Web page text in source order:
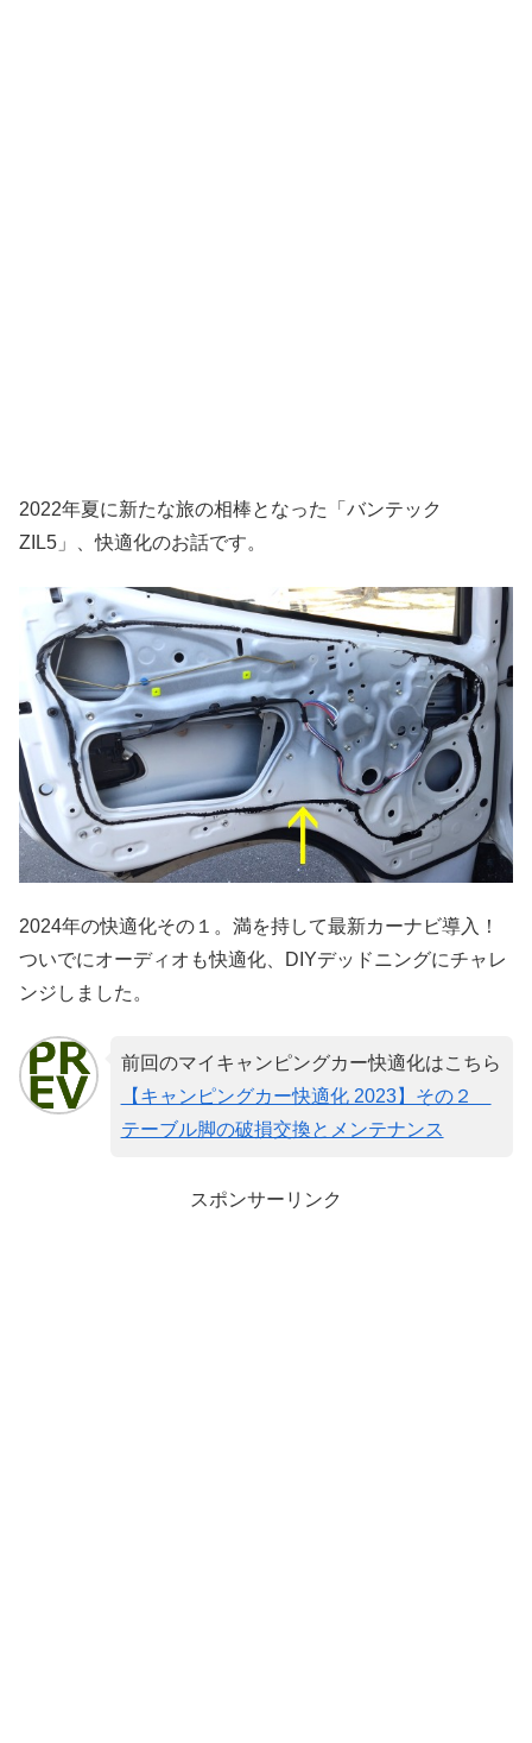
2022年夏に新たな旅の相棒となった「バンテック
ZIL5」、快適化のお話です。
2024年の快適化その１。満を持して最新カーナビ導入！
ついでにオーディオも快適化、DIYデッドニングにチャレ
ンジしました。
前回のマイキャンピングカー快適化はこちら
【キャンピングカー快適化 2023】その２
テーブル脚の破損交換とメンテナンス
スポンサーリンク